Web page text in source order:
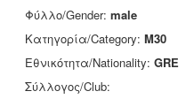
Φύλλο/Gender: male
Κατηγορία/Category: M30
Εθνικότητα/Nationality: GRE
Σύλλογος/Club: